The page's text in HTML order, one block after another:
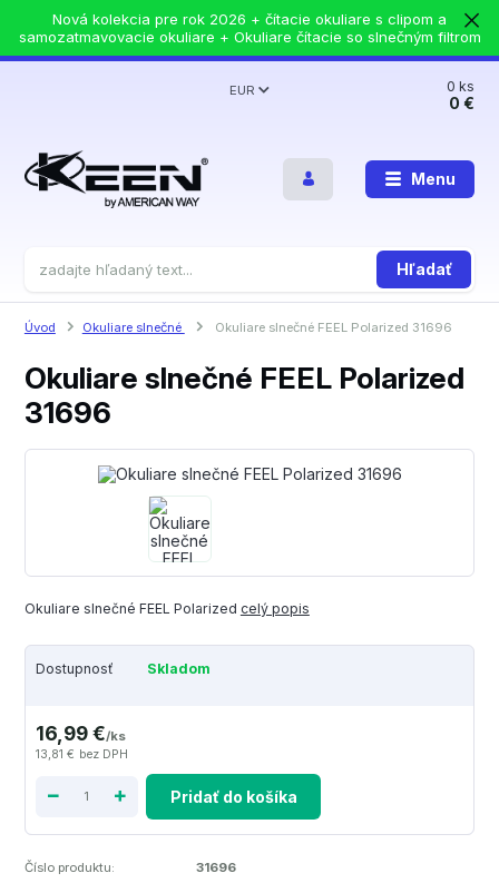
Nová kolekcia pre rok 2026 + čítacie okuliare s clipom a
samozatmavovacie okuliare + Okuliare čítacie so slnečným filtrom
Menu
EUR
Hľadať
0ks
0 €
Úvod Okuliare slnečné Okuliare slnečné FEEL Polarized 31696
Okuliare slnečné FEEL Polarized
31696
Okuliare slnečné FEEL Polarized celý popis
Dostupnosť Skladom
16,99 €/ks
13,81 € bez DPH
Pridať do košíka
Číslo produktu: 31696